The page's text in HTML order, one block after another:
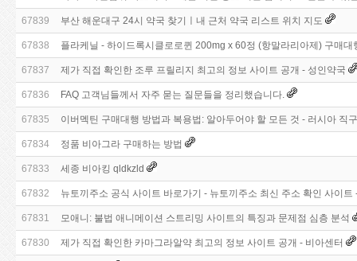
67839 부산 해운대구 24시 약국 찾기ㅣ내 근처 약국 리스트 위치 지도
67838 플라케닐 - 하이드록시클로로퀸 200mg x 60정 (항말라리아제) 구매
67837 제가 직접 확인한 조루 프릴리지 최고의 정보 사이트 공개 - 성인약국
67836 FAQ 고객님들께서 자주 묻는 질문들을 정리했습니다.
67835 이버멕틴 구매대행 방법과 복용법: 알아두어야 할 모든 것 - 러시아 직
67834 정품 비아그라 구매하는 방법
67833 세종 비아킹 qldkzld
67832 뉴토끼주소 공식 사이트 바로가기 - 뉴토끼주소 최신 주소 확인 사이
67831 모애니: 불법 애니메이션 스트리밍 사이트의 특징과 문제점 심층 분석
67830 제가 직접 확인한 카마그라알약 최고의 정보 사이트 공개 - 비아센터